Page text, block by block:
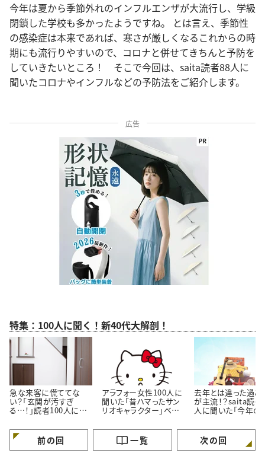
今年は夏から季節外れのインフルエンザが大流行し、学級
閉鎖した学校も多かったようですね。 とは言え、季節性
の感染症は本来であれば、寒さが厳しくなるこれからの時
期にも流行りやすいので、コロナと併せてきちんと予防を
していきたいところ！ そこで今回は、saita読者88人に
聞いたコロナやインフルなどの予防法をご紹介します。
広告
特集：100人に聞く！新40代大解剖！
急な来客に慌ててな
い？「玄関が汚すぎ
る…！」読者100人に聞
ておくコツ」3選
アラフォー女性100人に
聞いた「昔ハマったサン
リオキャラクター」ベス
ーがランクイン
去年とは違った過ご
が主流！？saita読
人に聞いた「今年の
前の回 一覧 次の回